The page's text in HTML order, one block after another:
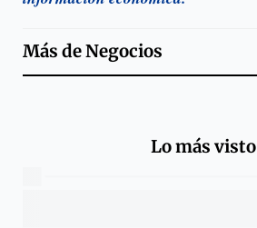
Más deNegocios
Lo más visto